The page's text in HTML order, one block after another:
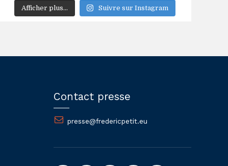
Afficher plus... Suivre sur Instagram
Contact presse
presse@fredericpetit.eu